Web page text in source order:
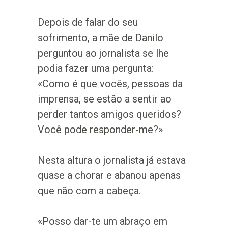
Depois de falar do seu
sofrimento, a mãe de Danilo
perguntou ao jornalista se lhe
podia fazer uma pergunta:
«Como é que vocês, pessoas da
imprensa, se estão a sentir ao
perder tantos amigos queridos?
Você pode responder-me?»
Nesta altura o jornalista já estava
quase a chorar e abanou apenas
que não com a cabeça.
«Posso dar-te um abraço em